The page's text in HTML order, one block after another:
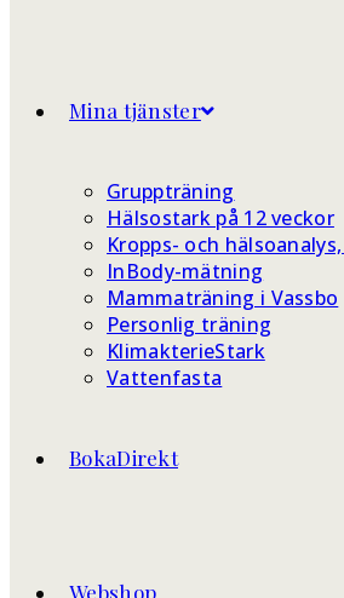
Mina tjänster
Gruppträning
Hälsostark på 12 veckor
Kropps- och
InBody-mätning
Mammaträning i Vassbo
Personlig träning
KlimakterieStark
Vattenfasta
BokaDirekt
Webshop